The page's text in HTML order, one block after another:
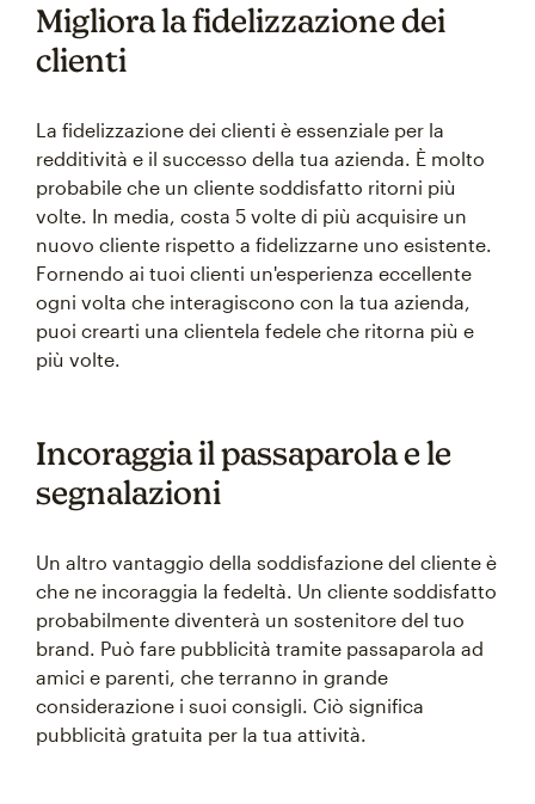
Migliora la fidelizzazione dei
clienti
La fidelizzazione dei clienti è essenziale per la
redditività e il successo della tua azienda. È molto
probabile che un cliente soddisfatto ritorni più
volte. In media, costa 5 volte di più acquisire un
nuovo cliente rispetto a fidelizzarne uno esistente.
Fornendo ai tuoi clienti un'esperienza eccellente
ogni volta che interagiscono con la tua azienda,
puoi crearti una clientela fedele che ritorna più e
più volte.
Incoraggia il passaparola e le
segnalazioni
Un altro vantaggio della soddisfazione del cliente è
che ne incoraggia la fedeltà. Un cliente soddisfatto
probabilmente diventerà un sostenitore del tuo
brand. Può fare pubblicità tramite passaparola ad
amici e parenti, che terranno in grande
considerazione i suoi consigli. Ciò significa
pubblicità gratuita per la tua attività.